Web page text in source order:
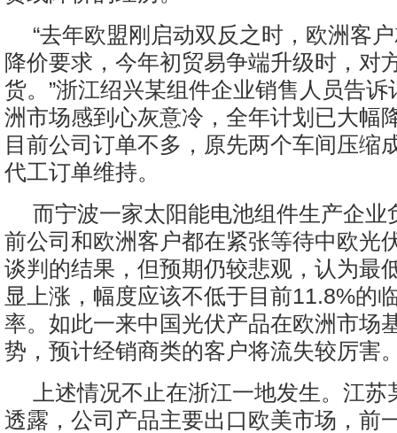
“去年欧盟刚启动双反之时，欧洲客
降价要求，今年初贸易争端升级时，对
货。”浙江绍兴某组件企业销售人员告
洲市场感到心灰意冷，全年计划已大幅
目前公司订单不多，原先两个车间压缩
代工订单维持。
而宁波一家太阳能电池组件生产企业
前公司和欧洲客户都在紧张等待中欧光
谈判的结果，但预期仍较悲观，认为最
显上涨，幅度应该不低于目前11.8%的
率。如此一来中国光伏产品在欧洲市场
势，预计经销商类的客户将流失较厉害
上述情况不止在浙江一地发生。江
透露，公司产品主要出口欧美市场，前